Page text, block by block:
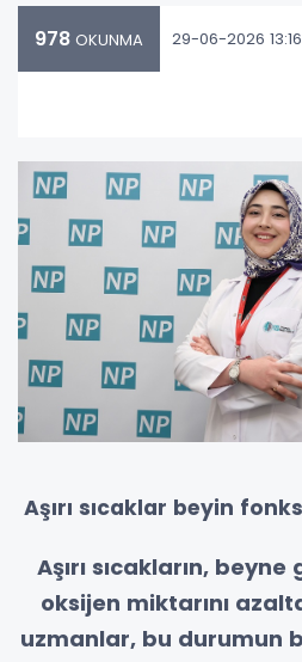
978 OKUNMA 29-06-2026 13:16
Aşırı sıcaklar beyin
Aşırı sıcakların, beyne
oksijen miktarını
uzmanlar, bu durumun